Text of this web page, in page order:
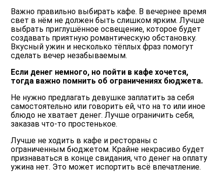
Важно правильно выбирать кафе. В вечернее время
свет в нём не должен быть слишком ярким. Лучше
выбрать приглушённое освещение, которое будет
создавать приятную романтическую обстановку.
Вкусный ужин и несколько тёплых фраз помогут
сделать вечер незабываемым.
Если денег немного, но пойти в кафе хочется,
тогда важно помнить об ограничениях бюджета.
Не нужно предлагать девушке заплатить за себя
самостоятельно или говорить ей, что на то или иное
блюдо не хватает денег. Лучше ограничить себя,
заказав что-то простенькое.
Лучше не ходить в кафе и рестораны с
ограниченным бюджетом. Крайне некрасиво будет
признаваться в конце свидания, что денег на оплату
ужина нет. Это может испортить всё впечатление.